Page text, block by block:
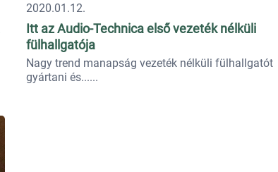
2020.01.12.
Itt az Audio-Technica első vezeték nélküli
fülhallgatója
Nagy trend manapság vezeték nélküli fülhallgatót
gyártani és...